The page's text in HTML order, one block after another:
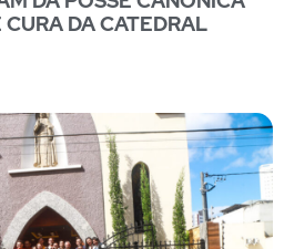
DA CATEDRAL